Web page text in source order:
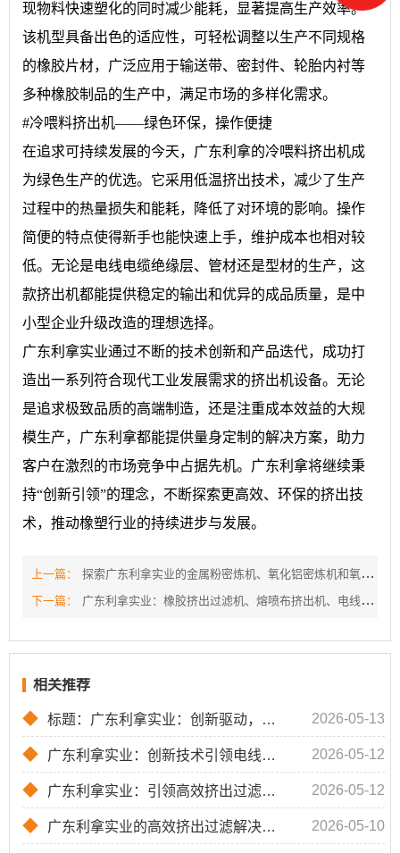
现物料快速塑化的同时减少能耗，显著提高生产效率。
该机型具备出色的适应性，可轻松调整以生产不同规格
的橡胶片材，广泛应用于输送带、密封件、轮胎内衬等
多种橡胶制品的生产中，满足市场的多样化需求。
#冷喂料挤出机——绿色环保，操作便捷
在追求可持续发展的今天，广东利拿的冷喂料挤出机成
为绿色生产的优选。它采用低温挤出技术，减少了生产
过程中的热量损失和能耗，降低了对环境的影响。操作
简便的特点使得新手也能快速上手，维护成本也相对较
低。无论是电线电缆绝缘层、管材还是型材的生产，这
款挤出机都能提供稳定的输出和优异的成品质量，是中
小型企业升级改造的理想选择。
广东利拿实业通过不断的技术创新和产品迭代，成功打
造出一系列符合现代工业发展需求的挤出机设备。无论
是追求极致品质的高端制造，还是注重成本效益的大规
模生产，广东利拿都能提供量身定制的解决方案，助力
客户在激烈的市场竞争中占据先机。广东利拿将继续秉
持“创新引领”的理念，不断探索更高效、环保的挤出技
术，推动橡塑行业的持续进步与发展。
上一篇：
探索广东利拿实业的金属粉密炼机、氧化铝密炼机和氧化硅密炼机
下一篇：
广东利拿实业：橡胶挤出过滤机、熔喷布挤出机、电线电缆挤出机的专业解决方案
相关推荐
◆ 标题：广东利拿实业：创新驱动，引领挤出过滤机技术新风尚XXX... 2026-05-13
◆ 广东利拿实业：创新技术引领电线电缆设备新纪元 2026-05-12
◆ 广东利拿实业：引领高效挤出过滤技术的创新之路 2026-05-12
◆ 广东利拿实业的高效挤出过滤解决方案 2026-05-10